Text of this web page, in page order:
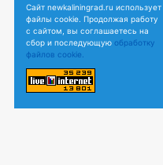
Сайт newkaliningrad.ru использует
файлы cookie. Продолжая работу
с сайтом, вы соглашаетесь на
сбор и последующую обработку
файлов cookie.